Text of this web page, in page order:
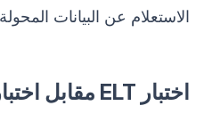
الاستعلام عن البيانات
اختبار ELT مقابل اختبار البيانات التقليدي